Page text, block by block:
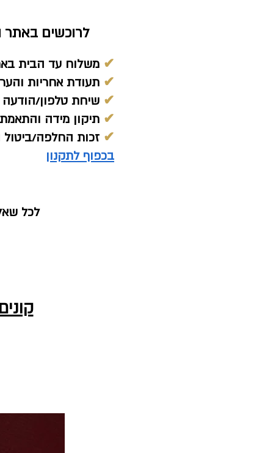
לרוכשים באתר
✔ משלוח עד הבית
✔ תעודת אחריות
✔ שיחת טלפון/
✔ תיקון מידה
✔ זכות החלפה/ביטול
בכפוף לתקנון
לכל